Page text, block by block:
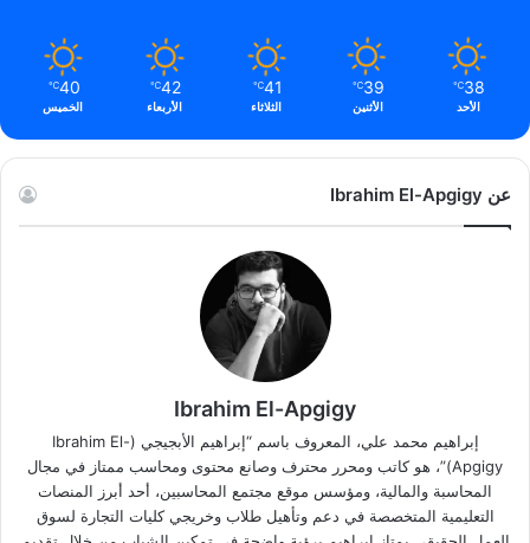
38
℃
الأحد
39
℃
الأثنين
41
℃
الثلاثاء
42
℃
الأربعاء
40
℃
الخميس
عن Ibrahim El-Apgigy
Ibrahim El-Apgigy
إبراهيم محمد علي، المعروف باسم “إبراهيم الأبجيجي (Ibrahim El-
Apgigy)”، هو كاتب ومحرر محترف وصانع محتوى ومحاسب ممتاز في مجال
المحاسبة والمالية، ومؤسس موقع مجتمع المحاسبين، أحد أبرز المنصات
التعليمية المتخصصة في دعم وتأهيل طلاب وخريجي كليات التجارة لسوق